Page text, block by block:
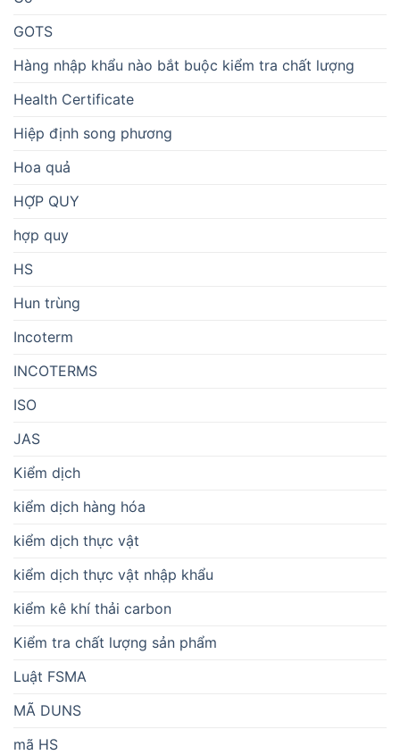
GOTS
Hàng nhập khẩu nào bắt buộc kiểm tra chất lượng
Health Certificate
Hiệp định song phương
Hoa quả
HỢP QUY
hợp quy
HS
Hun trùng
Incoterm
INCOTERMS
ISO
JAS
Kiểm dịch
kiểm dịch hàng hóa
kiểm dịch thực vật
kiểm dịch thực vật nhập khẩu
kiểm kê khí thải carbon
Kiểm tra chất lượng sản phẩm
Luật FSMA
MÃ DUNS
mã HS